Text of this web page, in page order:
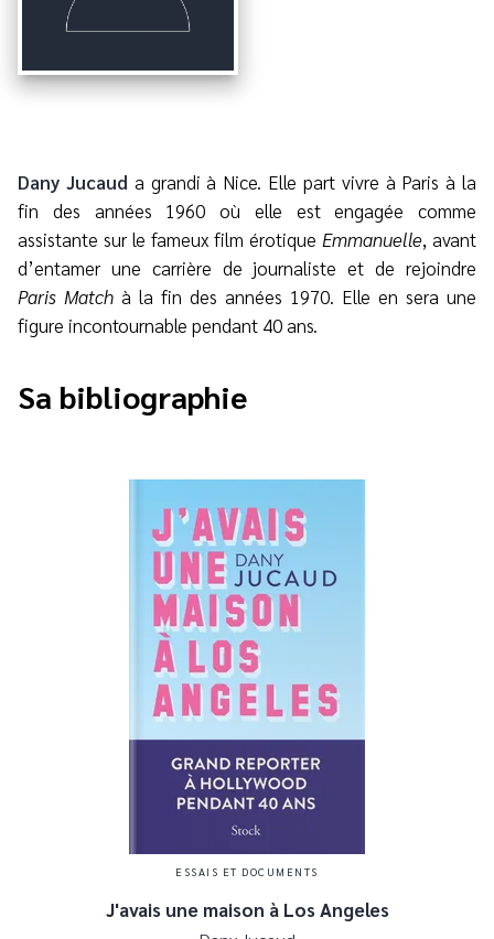
Dany Jucaud a grandi à Nice. Elle part vivre à Paris à la
fin des années 1960 où elle est engagée comme
assistante sur le fameux film érotique Emmanuelle, avant
d’entamer une carrière de journaliste et de rejoindre
Paris Match à la fin des années 1970. Elle en sera une
figure incontournable pendant 40 ans.
Sa bibliographie
ESSAIS ET DOCUMENTS
J'avais une maison à Los Angeles